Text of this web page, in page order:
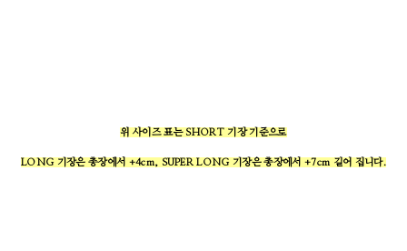
위 사이즈 표는 SHORT 기장 기준으로
LONG 기장은 총장에서 +4cm, SUPER LONG 기장은 총장에서 +7cm 길어 집니다.